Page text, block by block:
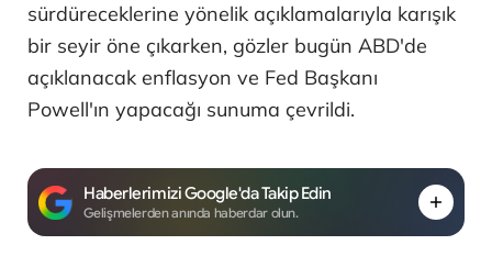
sürdüreceklerine yönelik açıklamalarıyla karışık
bir seyir öne çıkarken, gözler bugün ABD'de
açıklanacak enflasyon ve Fed Başkanı
Powell'ın yapacağı sunuma çevrildi.
Haberlerimizi Google'da Takip Edin
Gelişmelerden anında haberdar olun.